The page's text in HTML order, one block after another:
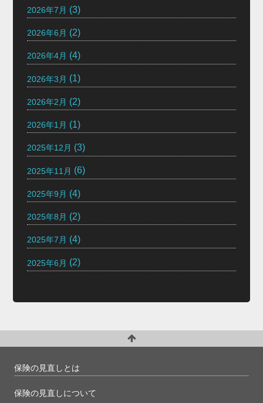
2026年7月 (3)
2026年6月 (2)
2026年4月 (4)
2026年3月 (1)
2026年2月 (2)
2026年1月 (1)
2025年12月 (3)
2025年11月 (6)
2025年9月 (4)
2025年8月 (2)
2025年7月 (4)
2025年6月 (2)
保険の見直しとは
保険の見直しについて